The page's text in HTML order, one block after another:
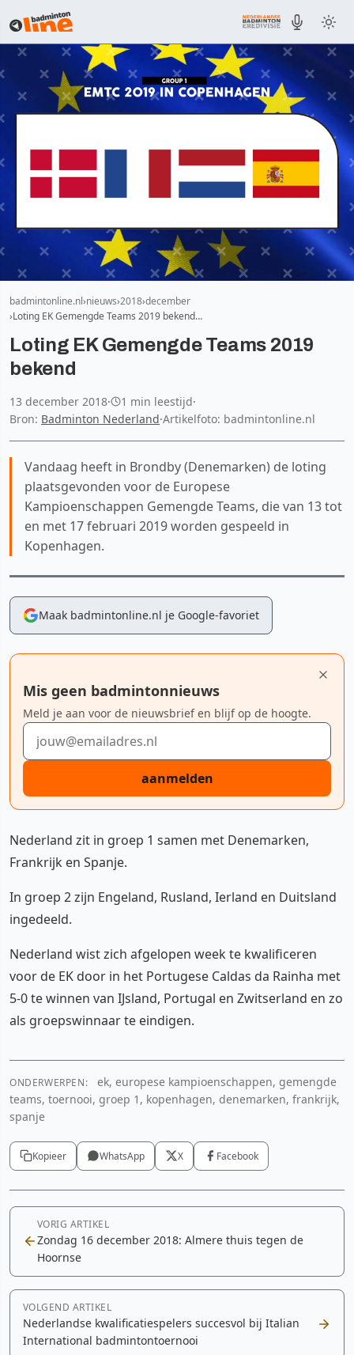
badmintonline.nl nieuws 2018 december
Loting EK Gemengde Teams 2019 bekend…
Loting EK Gemengde Teams 2019
bekend
13 december 2018· 1 min leestijd·
Bron: Badminton Nederland·Artikelfoto: badmintonline.nl
Vandaag heeft in Brondby (Denemarken) de loting
plaatsgevonden voor de Europese
Kampioenschappen Gemengde Teams, die van 13 tot
en met 17 februari 2019 worden gespeeld in
Kopenhagen.
Maak badmintonline.nl je Google-favoriet
Mis geen badmintonnieuws
Meld je aan voor de nieuwsbrief en blijf op de hoogte.
E-mailadres
aanmelden
Nederland zit in groep 1 samen met Denemarken,
Frankrijk en Spanje.
In groep 2 zijn Engeland, Rusland, Ierland en Duitsland
ingedeeld.
Nederland wist zich afgelopen week te kwalificeren
voor de EK door in het Portugese Caldas da Rainha met
5-0 te winnen van IJsland, Portugal en Zwitserland en zo
als groepswinnaar te eindigen.
ONDERWERPEN:
ek, europese kampioenschappen, gemengde
teams, toernooi, groep 1, kopenhagen, denemarken, frankrijk,
spanje
Kopieer WhatsApp X Facebook
VORIG ARTIKEL
Zondag 16 december 2018: Almere thuis tegen de
Hoornse
VOLGEND ARTIKEL
Nederlandse kwalificatiespelers succesvol bij Italian
International badmintontoernooi